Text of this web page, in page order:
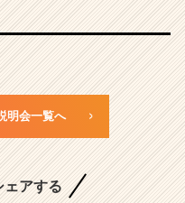
明会一覧へ
ェアする